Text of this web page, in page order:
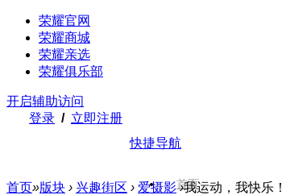
荣耀官网
荣耀商城
荣耀亲选
荣耀俱乐部
开启辅助访问
登录 / 立即注册
快捷导航
首页
首页»版块 › 兴趣街区 › 爱摄影 ›我运动，我快乐！